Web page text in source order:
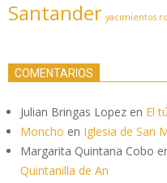
Santander yacimientos
COMENTARIOS
Julian Bringas Lopez en El
Moncho en Iglesia de San
Margarita Quintana Cobo
Quintanilla de An